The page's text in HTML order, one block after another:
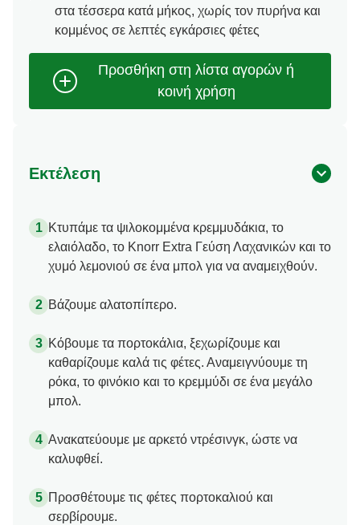
στα τέσσερα κατά μήκος, χωρίς τον πυρήνα και
κομμένος σε λεπτές εγκάρσιες φέτες
Εκτέλεση
Κτυπάμε τα ψιλοκομμένα κρεμμυδάκια, το
ελαιόλαδο, το Knorr Extra Γεύση Λαχανικών και το
χυμό λεμονιού σε ένα μπολ για να αναμειχθούν.
Βάζουμε αλατοπίπερο.
Κόβουμε τα πορτοκάλια, ξεχωρίζουμε και
καθαρίζουμε καλά τις φέτες. Αναμειγνύουμε τη
ρόκα, το φινόκιο και το κρεμμύδι σε ένα μεγάλο
μπολ.
Ανακατεύουμε με αρκετό ντρέσινγκ, ώστε να
καλυφθεί.
Προσθέτουμε τις φέτες πορτοκαλιού και
σερβίρουμε.